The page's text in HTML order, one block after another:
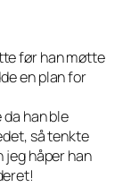
før han møtte
en plan for
han ble
så tenkte
jeg håper han